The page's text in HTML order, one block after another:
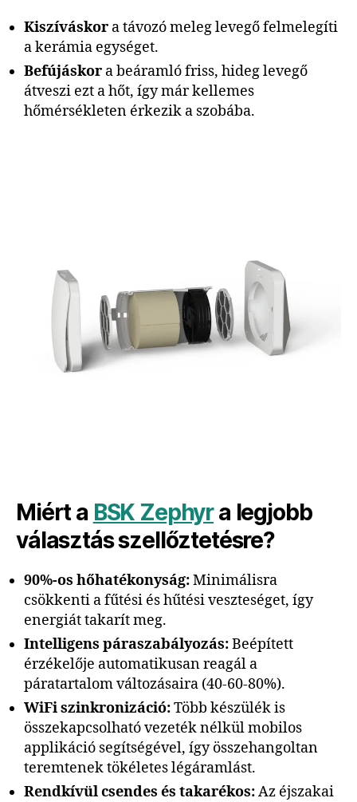
Kiszíváskor a távozó meleg levegő felmelegíti
a kerámia egységet.
Befújáskor a beáramló friss, hideg levegő
átveszi ezt a hőt, így már kellemes
hőmérsékleten érkezik a szobába.
Miért a BSK Zephyra legjobb
választás szellőztetésre?
90%-os hőhatékonyság:Minimálisra
csökkenti a fűtési és hűtési veszteséget, így
energiát takarít meg.
Intelligens páraszabályozás:Beépített
érzékelője automatikusan reagál a
páratartalom változásaira (40-60-80%).
WiFi szinkronizáció:Több készülék is
összekapcsolható vezeték nélkül mobilos
applikáció segítségével, így összehangoltan
teremtenek tökéletes légáramlást.
Rendkívül csendes és takarékos:Az éjszakai